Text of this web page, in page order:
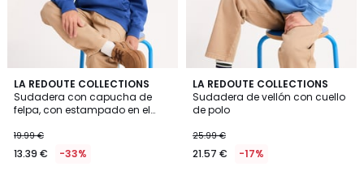
LA REDOUTE COLLECTIONS
Sudadera con capucha de
felpa, con estampado en el
19.99 €
13.39 € -33%
LA REDOUTE COLLECTIONS
Sudadera de vellón con cuello
de polo
25.99 €
21.57 € -17%
3
Colores